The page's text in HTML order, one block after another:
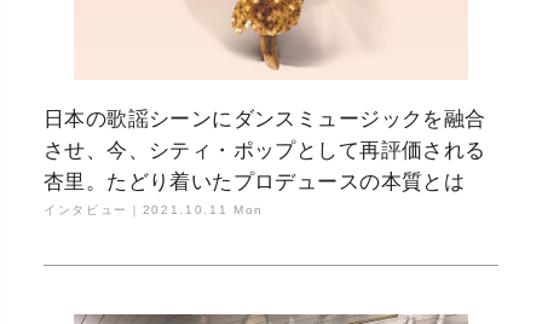
日本の歌謡シーンにダンスミュージックを融合
させ、今、シティ・ポップとして再評価される
杏里。たどり着いたプロデュースの本質とは
インタビュー｜ 2021.10.11 Mon